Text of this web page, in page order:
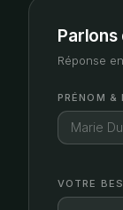
Réponse
PRÉNOM &
VOTRE